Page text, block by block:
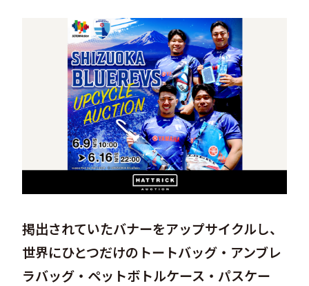
© Valuence Holdings Inc.
掲出されていたバナーをアップサイクルし、
世界にひとつだけのトートバッグ・アンブレ
ラバッグ・ペットボトルケース・パスケー